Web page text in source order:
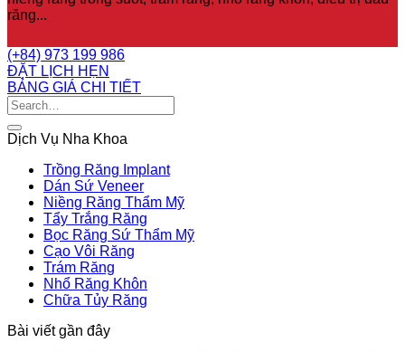
răng...
(+84) 973 199 986
ĐẶT LỊCH HẸN
BẢNG GIÁ CHI TIẾT
Dịch Vụ Nha Khoa
Trồng Răng Implant
Dán Sứ Veneer
Niềng Răng Thẩm Mỹ
Tẩy Trắng Răng
Bọc Răng Sứ Thẩm Mỹ
Cạo Vôi Răng
Trám Răng
Nhổ Răng Khôn
Chữa Tủy Răng
Bài viết gần đây